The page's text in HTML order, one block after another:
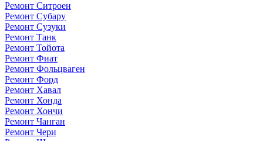
Ремонт Ситроен
Ремонт Субару
Ремонт Сузуки
Ремонт Танк
Ремонт Тойота
Ремонт Фиат
Ремонт Фольцваген
Ремонт Форд
Ремонт Хавал
Ремонт Хонда
Ремонт Хончи
Ремонт Чанган
Ремонт Чери